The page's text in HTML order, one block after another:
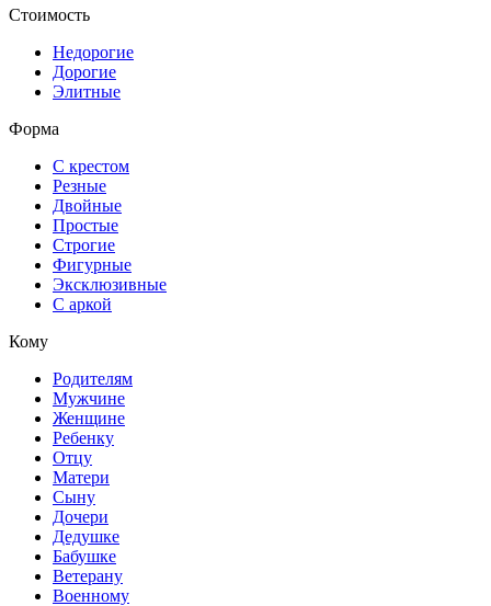
Стоимость
Недорогие
Дорогие
Элитные
Форма
С крестом
Резные
Двойные
Простые
Строгие
Фигурные
Эксклюзивные
С аркой
Кому
Родителям
Мужчине
Женщине
Ребенку
Отцу
Матери
Сыну
Дочери
Дедушке
Бабушке
Ветерану
Военному